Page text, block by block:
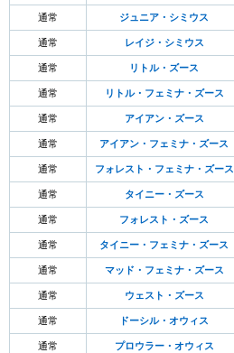
通常 ジュニア・シミウス
通常 レイジ・シミウス
通常 リトル・ズース
通常 リトル・フェミナ・ズース
通常 アイアン・ズース
通常 アイアン・フェミナ・ズース
通常 フォレスト・フェミナ・ズース
通常 タイニー・ズース
通常 フォレスト・ズース
通常 タイニー・フェミナ・ズース
通常 マッド・フェミナ・ズース
通常 ウェスト・ズース
通常 ドーシル・オウィス
通常 プロウラー・オウィス